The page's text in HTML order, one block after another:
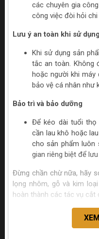
các chuyên gia
công việc đòi hỏi
Lưu ý an toàn khi sử dụng
Khi sử dụng sản
tắc an toàn. Không
hoặc người khi
bảo vệ cá nhân như
Bảo trì và bảo dưỡng
Để kéo dài tuổi thọ
cần lau khô hoặc
cho sản phẩm luôn
gian riêng biệt để
Đừng chần chừ nữa, hãy
lọng nhôm, gỗ và kim
hoàn thành các tác vụ cắt